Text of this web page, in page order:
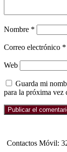
Nombre *
Correo electrónico *
Web
Guarda mi
para la próxima vez
Contactos Móvil: